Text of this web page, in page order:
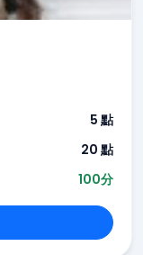
5 點
20 點
100分